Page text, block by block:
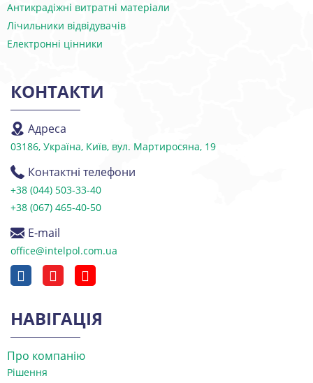
Антикрадіжні витратні матеріали
Лічильники відвідувачів
Електронні цінники
КОНТАКТИ
Адреса
03186, Україна, Київ, вул. Мартиросяна, 19
Контактні телефони
+38 (044) 503-33-40
+38 (067) 465-40-50
E-mail
office@intelpol.com.ua
НАВІГАЦІЯ
Про компанію
Рішення